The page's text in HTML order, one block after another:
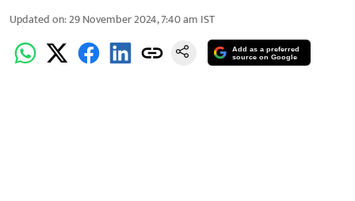
Updated on:29 November 2024, 7:40 am IST
Add as a preferred
source on Google